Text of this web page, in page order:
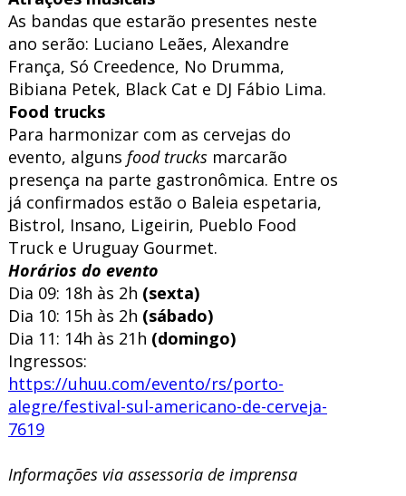
As bandas que estarão presentes neste
ano serão: Luciano Leães, Alexandre
França, Só Creedence, No Drumma,
Bibiana Petek, Black Cat e DJ Fábio Lima.
Food trucks
Para harmonizar com as cervejas do
evento, alguns food trucks marcarão
presença na parte gastronômica. Entre os
já confirmados estão o Baleia espetaria,
Bistrol, Insano, Ligeirin, Pueblo Food
Truck e Uruguay Gourmet.
Horários do evento
Dia 09: 18h às 2h (sexta)
Dia 10: 15h às 2h (sábado)
Dia 11: 14h às 21h (domingo)
Ingressos:
https://uhuu.com/evento/rs/porto-
alegre/festival-sul-americano-de-cerveja-
7619
Informações via assessoria de imprensa